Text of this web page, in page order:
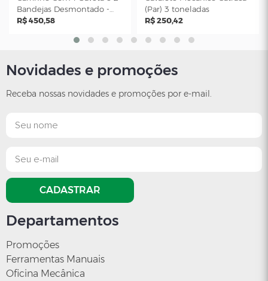
Novidades e promoções
Receba nossas novidades e promoções por e-mail.
CADASTRAR
Departamentos
Promoções
Ferramentas Manuais
Oficina Mecânica